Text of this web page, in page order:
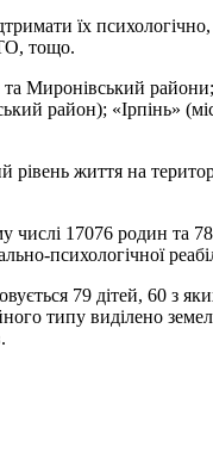
їх
тощо.
Миронівський
«Ірпінь»
життя на
17076 родин та
психологічної
79 дітей, 60 з
типу виділено